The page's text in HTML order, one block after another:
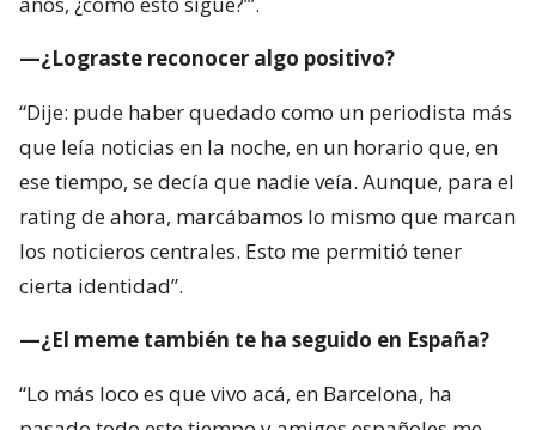
—¿Lograste reconocer algo positivo?
“Dije: pude haber quedado como un periodista más
que leía noticias en la noche, en un horario que, en
ese tiempo, se decía que nadie veía. Aunque, para el
rating de ahora, marcábamos lo mismo que marcan
los noticieros centrales. Esto me permitió tener
cierta identidad”.
—¿El meme también te ha seguido en España?
“Lo más loco es que vivo acá, en Barcelona, ha